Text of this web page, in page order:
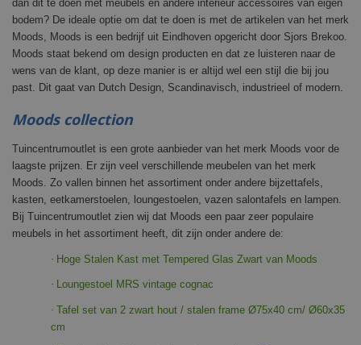
dan dit te doen met meubels en andere interieur accessoires van eigen
bodem? De ideale optie om dat te doen is met de artikelen van het merk
Moods, Moods is een bedrijf uit Eindhoven opgericht door Sjors Brekoo.
Moods staat bekend om design producten en dat ze luisteren naar de
wens van de klant, op deze manier is er altijd wel een stijl die bij jou
past. Dit gaat van Dutch Design, Scandinavisch, industrieel of modern.
Moods collection
Tuincentrumoutlet is een grote aanbieder van het merk Moods voor de
laagste prijzen. Er zijn veel verschillende meubelen van het merk
Moods. Zo vallen binnen het assortiment onder andere bijzettafels,
kasten, eetkamerstoelen, loungestoelen, vazen salontafels en lampen.
Bij Tuincentrumoutlet zien wij dat Moods een paar zeer populaire
meubels in het assortiment heeft, dit zijn onder andere de:
· Hoge Stalen Kast met Tempered Glas Zwart van Moods
· Loungestoel MRS vintage cognac
· Tafel set van 2 zwart hout / stalen frame Ø75x40 cm/ Ø60x35
cm